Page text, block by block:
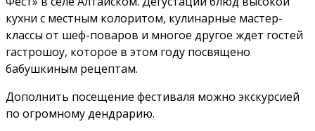
кухни с местным колоритом, кулинарные мастер-
классы от шеф-поваров и многое другое ждет гостей
гастрошоу, которое в этом году посвящено
бабушкиным рецептам.
Дополнить посещение фестиваля можно экскурсией
по огромному дендрарию.